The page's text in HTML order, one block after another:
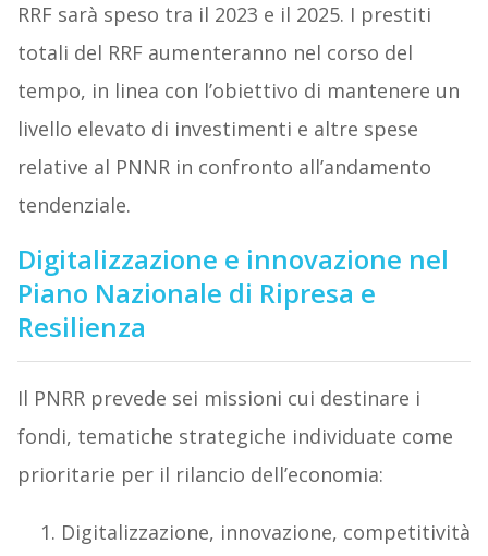
RRF sarà speso tra il 2023 e il 2025. I prestiti
totali del RRF aumenteranno nel corso del
tempo, in linea con l’obiettivo di mantenere un
livello elevato di investimenti e altre spese
relative al PNNR in confronto all’andamento
tendenziale.
Digitalizzazione e innovazione nel
Piano Nazionale di Ripresa e
Resilienza
Il PNRR prevede sei missioni cui destinare i
fondi, tematiche strategiche individuate come
prioritarie per il rilancio dell’economia:
Digitalizzazione, innovazione, competitività